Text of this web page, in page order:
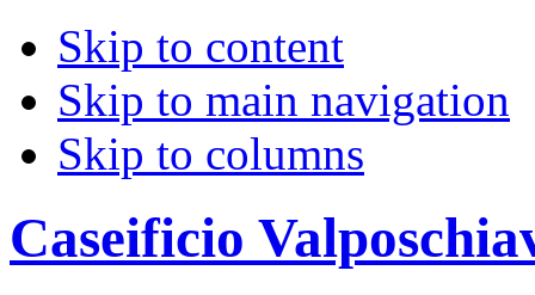
Skip to content
Skip to main navigation
Skip to columns
Caseificio